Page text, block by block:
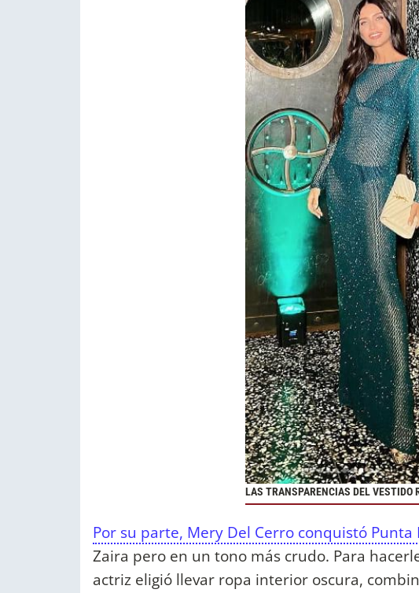
LAS TRANSPARENCIAS DEL VESTIDO
Por su parte, Mery Del Cerro conquistó Punta
Zaira pero en un tono más crudo. Para
actriz eligió llevar ropa interior oscura,